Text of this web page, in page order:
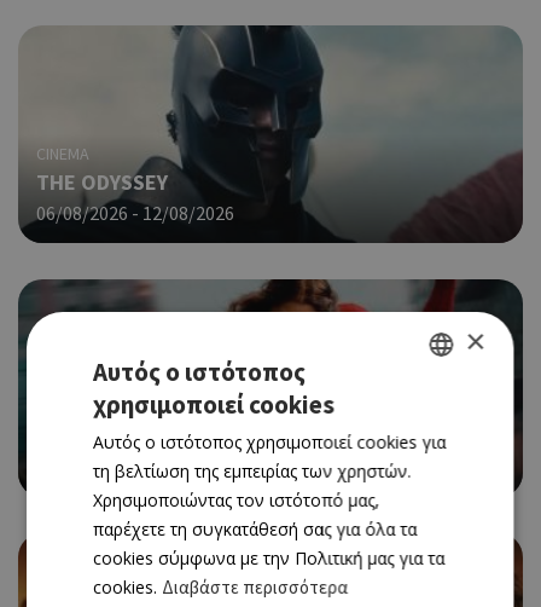
CINEMA
THE ODYSSEY
06/08/2026 - 12/08/2026
SPIDER-MAN: BRAND NEW DAY
06/08/2026 - 12/08/2026
ENGLISH
×
Αυτός ο ιστότοπος
χρησιμοποιεί cookies
Αυτός ο ιστότοπος χρησιμοποιεί cookies για
τη βελτίωση της εμπειρίας των χρηστών.
Χρησιμοποιώντας τον ιστότοπό μας,
παρέχετε τη συγκατάθεσή σας για όλα τα
cookies σύμφωνα με την Πολιτική μας για τα
cookies. Διαβάστε περισσότερα